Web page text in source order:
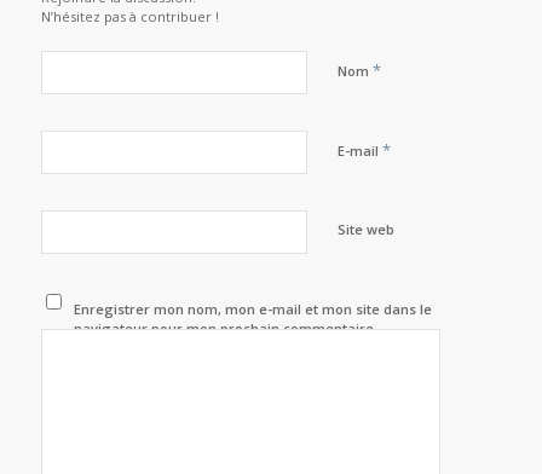
N’hésitez pas à contribuer !
Nom *
E-mail *
Site web
Enregistrer mon nom, mon e-mail et mon site dans le
navigateur pour mon prochain commentaire.